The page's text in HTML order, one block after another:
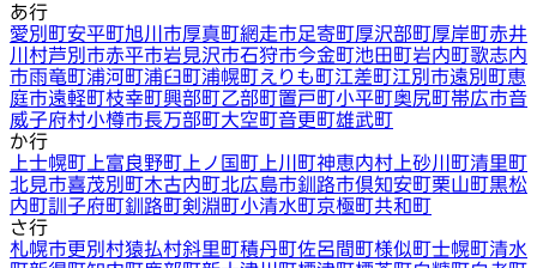
あ行
愛別町安平町旭川市厚真町網走市足寄町厚沢部町厚岸町赤井
川村芦別市赤平市岩見沢市石狩市今金町池田町岩内町歌志内
市雨竜町浦河町浦臼町浦幌町えりも町江差町江別市遠別町恵
庭市遠軽町枝幸町興部町乙部町置戸町小平町奥尻町帯広市音
威子府村小樽市長万部町大空町音更町雄武町
か行
上士幌町 上富良野町 上ノ国町 上川町神恵内村 上砂川町清里町
北見市喜茂別町木古内町北広島市釧路市倶知安町栗山町黒松
内町訓子府町釧路町剣淵町小清水町京極町共和町
さ行
札幌市更別村猿払村斜里町積丹町佐呂間町様似町士幌町清水